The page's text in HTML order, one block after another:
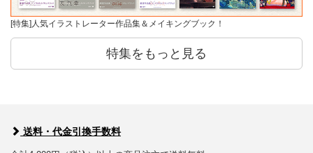
[特集]人気イラストレーター作品集＆メイキングブック！
特集をもっと見る
送料・代金引換手数料